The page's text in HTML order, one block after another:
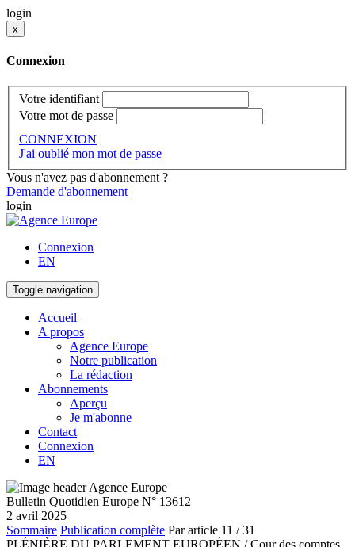
login
x
Connexion
Votre identifiant
Votre mot de passe
CONNEXION
J'ai oublié mon mot de passe
Vous n'avez pas d'abonnement ?
Demande d'abonnement
login
Connexion
EN
Toggle navigation
Accueil
A propos
Agence Europe
Notre publication
La rédaction
Abonnements
Aperçu
Je m'abonne
Contact
Connexion
EN
Bulletin Quotidien Europe N° 13612
2 avril 2025
Sommaire Publication complète Par article 11 / 31